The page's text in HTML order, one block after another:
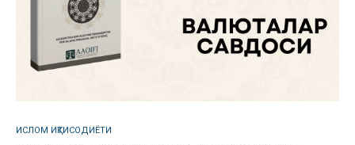
ИСЛОМ ИҚТИСОДИЁТИ